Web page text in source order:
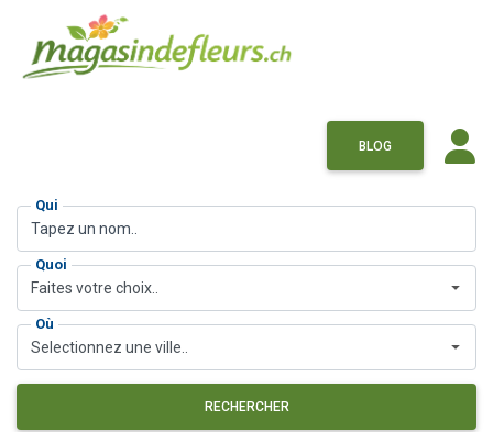
BLOG
Qui
Quoi
Faites votre choix..
Où
Selectionnez une ville..
RECHERCHER